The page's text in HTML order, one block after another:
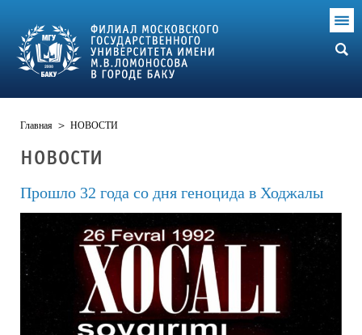
Главная > НОВОСТИ
НОВОСТИ
Прошло 32 года со дня геноцида в Ходжалы